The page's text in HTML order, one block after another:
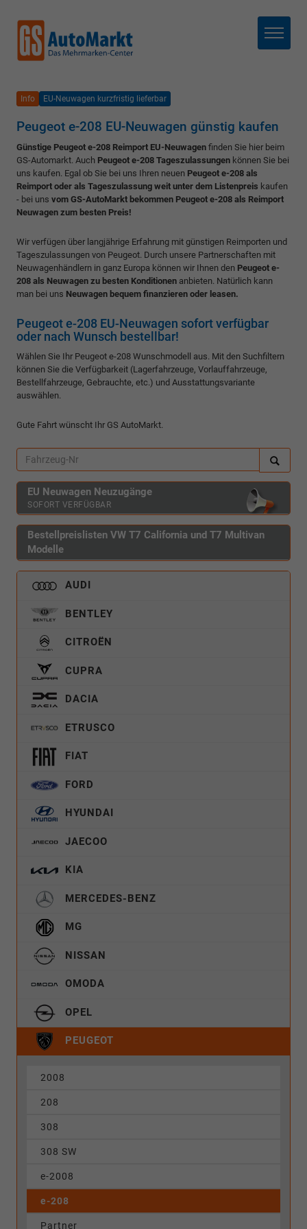
Menü
Info EU-Neuwagen kurzfristig lieferbar
Peugeot e-208 EU-Neuwagen günstig kaufen
Günstige Peugeot e-208 Reimport EU-Neuwagen finden Sie hier beim
GS-Automarkt. Auch Peugeot e-208 Tageszulassungen können Sie bei
uns kaufen. Egal ob Sie bei uns Ihren neuen Peugeot e-208 als
Reimport oder als Tageszulassung weit unter dem Listenpreis kaufen
- bei uns vom GS-AutoMarkt bekommen Peugeot e-208 als Reimport
Neuwagen zum besten Preis!
Wir verfügen über langjährige Erfahrung mit günstigen Reimporten und
Tageszulassungen von Peugeot. Durch unsere Partnerschaften mit
Neuwagenhändlern in ganz Europa können wir Ihnen den Peugeot e-
208 als Neuwagen zu besten Konditionen anbieten. Natürlich kann
man bei uns Neuwagen bequem finanzieren oder leasen.
Peugeot e-208 EU-Neuwagen sofort verfügbar
oder nach Wunsch bestellbar!
Wählen Sie Ihr Peugeot e-208 Wunschmodell aus. Mit den Suchfiltern
können Sie die Verfügbarkeit (Lagerfahrzeuge, Vorlauffahrzeuge,
Bestellfahrzeuge, Gebrauchte, etc.) und Ausstattungsvariante
auswählen.
Gute Fahrt wünscht Ihr GS AutoMarkt.
EU Neuwagen Neuzugänge
SOFORT VERFÜGBAR
Bestellpreislisten VW T7 California und T7 Multivan
Modelle
AUDI
BENTLEY
CITROËN
CUPRA
DACIA
ETRUSCO
FIAT
FORD
HYUNDAI
JAECOO
KIA
MERCEDES-BENZ
MG
NISSAN
OMODA
OPEL
PEUGEOT
2008
208
308
308 SW
e-2008
e-208
Partner